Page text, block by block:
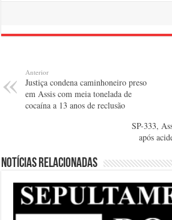
Anterior
Justiça condena caminhoneiro preso
em Assis com meia tonelada de
cocaína a 13 anos de reclusão
SP-333,
após
Notícias relacionadas